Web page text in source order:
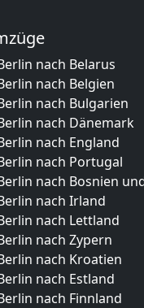
nach Belarus
nach Belgien
nach Bulgarien
nach Dänemark
nach England
nach Portugal
nach Bosnien
nach Irland
nach Lettland
nach Zypern
nach Kroatien
nach Estland
nach Finnland